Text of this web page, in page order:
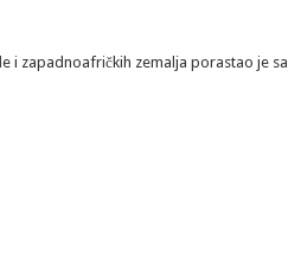
i zapadnoafričkih zemalja porastao je sa